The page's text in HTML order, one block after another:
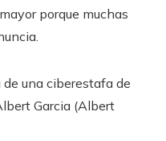
porque muchas
una ciberestafa de
Garcia (Albert